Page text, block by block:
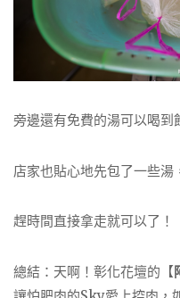
旁邊還有免費的湯可以喝到
店家也貼心地先包了一些湯
趕時間直接拿走就可以了！
總結：天啊！彰化花壇的【